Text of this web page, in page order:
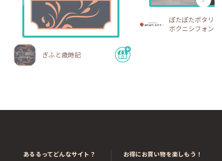
ぎふと歳時記
ぽたぽたポタリ
ボクニシフォン
あるるってどんなサイト？ お得にお買い物を楽しもう！